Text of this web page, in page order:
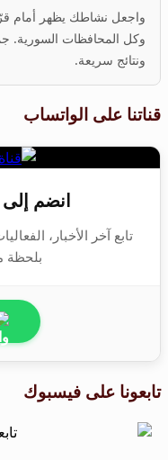
واجعل نشاطك يظهر أمام
وكل المحافظات السورية.
ونتائج سريعة.
قناتنا على الواتساب
انضم
تابع آخر الأخبار،
بلحظة
تابعونا على فيسبوك